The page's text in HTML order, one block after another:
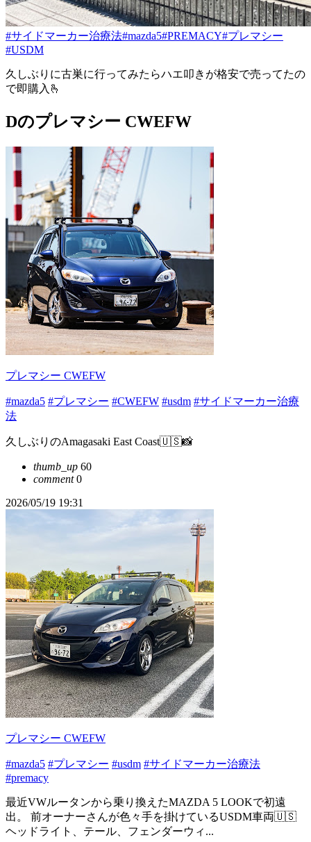
#サイドマーカー治療法#mazda5#PREMACY#プレマシー
#USDM
久しぶりに古巣に行ってみたらハエ叩きが格安で売ってたの
で即購入🫰
Dのプレマシー CWEFW
プレマシー CWEFW
#mazda5 #プレマシー #CWEFW #usdm #サイドマーカー治療
法
久しぶりのAmagasaki East Coast🇺🇸📸
thumb_up 60
comment0
2026/05/19 19:31
プレマシー CWEFW
#mazda5 #プレマシー #usdm #サイドマーカー治療法
#premacy
最近VWルータンから乗り換えたMAZDA 5 LOOKで初遠
出。 前オーナーさんが色々手を掛けているUSDM車両🇺🇸
ヘッドライト、テール、フェンダーウィ...